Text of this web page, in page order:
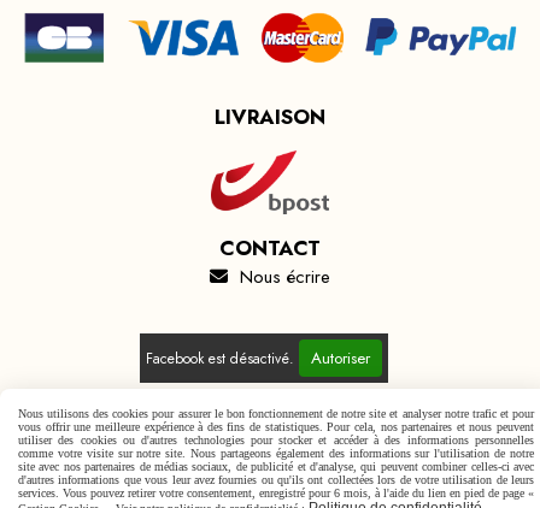
LIVRAISON
CONTACT
 Nous écrire
Facebook est désactivé. Autoriser
Mentions Légales
Conditions générales de vente
Politique de confidentialité
Gestion cookies Mon Compte
Nous utilisons des cookies pour assurer le bon fonctionnement de notre site et analyser notre trafic et pour
vous offrir une meilleure expérience à des fins de statistiques. Pour cela, nos partenaires et nous peuvent
utiliser des cookies ou d'autres technologies pour stocker et accéder à des informations personnelles
comme votre visite sur notre site. Nous partageons également des informations sur l'utilisation de notre
site avec nos partenaires de médias sociaux, de publicité et d'analyse, qui peuvent combiner celles-ci avec
d'autres informations que vous leur avez fournies ou qu'ils ont collectées lors de votre utilisation de leurs
services. Vous pouvez retirer votre consentement, enregistré pour 6 mois, à l'aide du lien en pied de page «